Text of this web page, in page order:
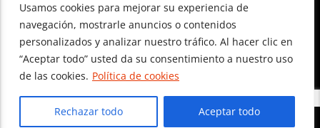
Usamos cookies para mejorar su experiencia de
navegación, mostrarle anuncios o contenidos
personalizados y analizar nuestro tráfico. Al hacer clic en
“Aceptar todo” usted da su consentimiento a nuestro uso
de las cookies. Política de cookies
Rechazar todo Aceptar todo
© Radio Hemisférica. Project of - Euro-American Committee of
Digital Law – CEA Digital Law, CTR- 698529, Dublin (Republic of
Ireland) +353 196 01 596